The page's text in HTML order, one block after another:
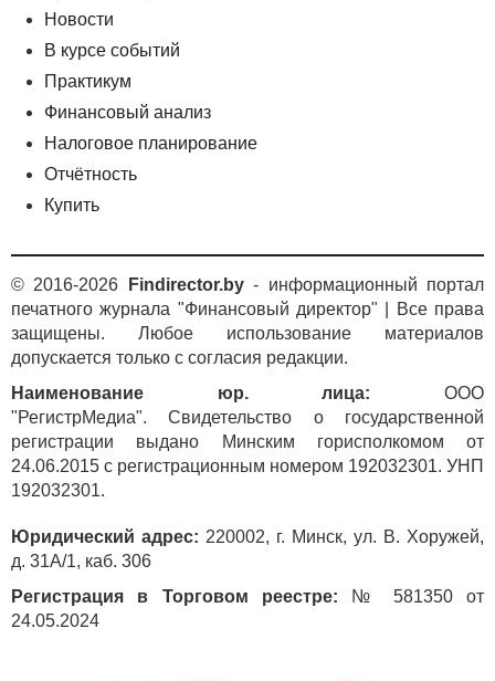
Новости
В курсе событий
Практикум
Финансовый анализ
Налоговое планирование
Отчётность
Купить
© 2016-2026 Findirector.by- информационный портал
печатного журнала "Финансовый директор" | Все права
защищены. Любое использование материалов
допускается только с согласия редакции.
Наименование юр. лица: ООО
"РегистрМедиа". Свидетельство о государственной
регистрации выдано Минским горисполкомом от
24.06.2015 с регистрационным номером 192032301. УНП
192032301.
Юридический адрес: 220002, г. Минск, ул. В. Хоружей,
д. 31А/1, каб. 306
Регистрация в Торговом реестре: № 581350 от
24.05.2024